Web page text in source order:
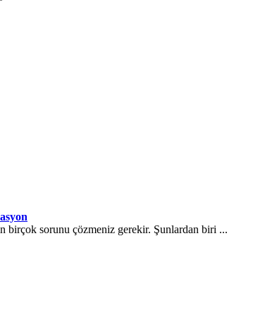
birçok sorunu çözmeniz gerekir. Şunlardan biri ...